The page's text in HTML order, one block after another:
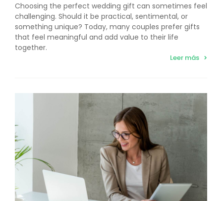
Choosing the perfect wedding gift can sometimes feel
challenging. Should it be practical, sentimental, or
something unique? Today, many couples prefer gifts
that feel meaningful and add value to their life
together.
Leer más